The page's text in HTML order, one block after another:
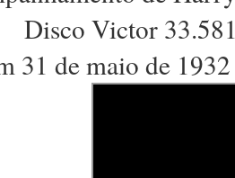
Disco Victor
31 de maio de